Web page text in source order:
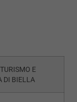
E
DI BIELLA